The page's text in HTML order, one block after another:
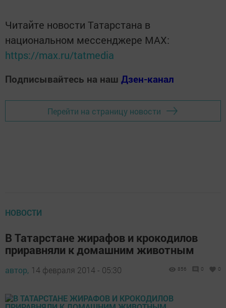
Читайте новости Татарстана в
национальном мессенджере MАХ:
https://max.ru/tatmedia
Подписывайтесь на наш Дзен-канал
Перейти на страницу новости
НОВОСТИ
В Татарстане жирафов и крокодилов
приравняли к домашним животным
автор, 14 февраля 2014 - 05:30 856 0 0